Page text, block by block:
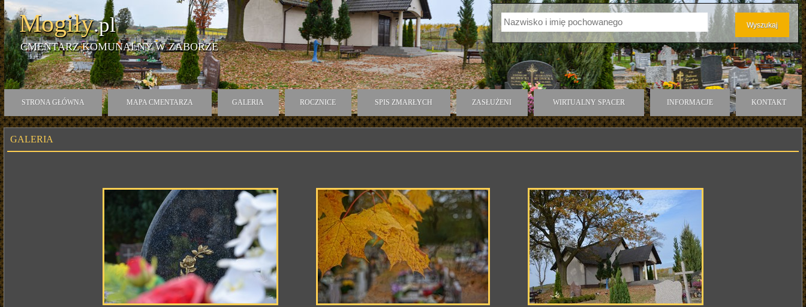
Mogiły.pl
CMENTARZ KOMUNALNY W ZABORZE
STRONA GŁÓWNA MAPA CMENTARZA GALERIA ROCZNICE SPIS ZMARŁYCH ZASŁUŻENI WIRTUALNY SPACER INFORMACJE KONTAKT
GALERIA